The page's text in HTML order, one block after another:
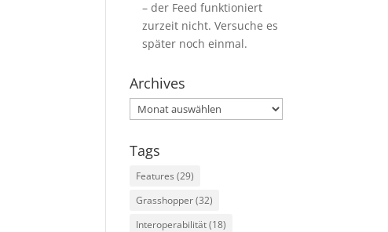
– der Feed funktioniert
zurzeit nicht. Versuche es
später noch einmal.
Archives
Archives
Tags
Features (29)
Grasshopper(32)
Interoperabilität(18)